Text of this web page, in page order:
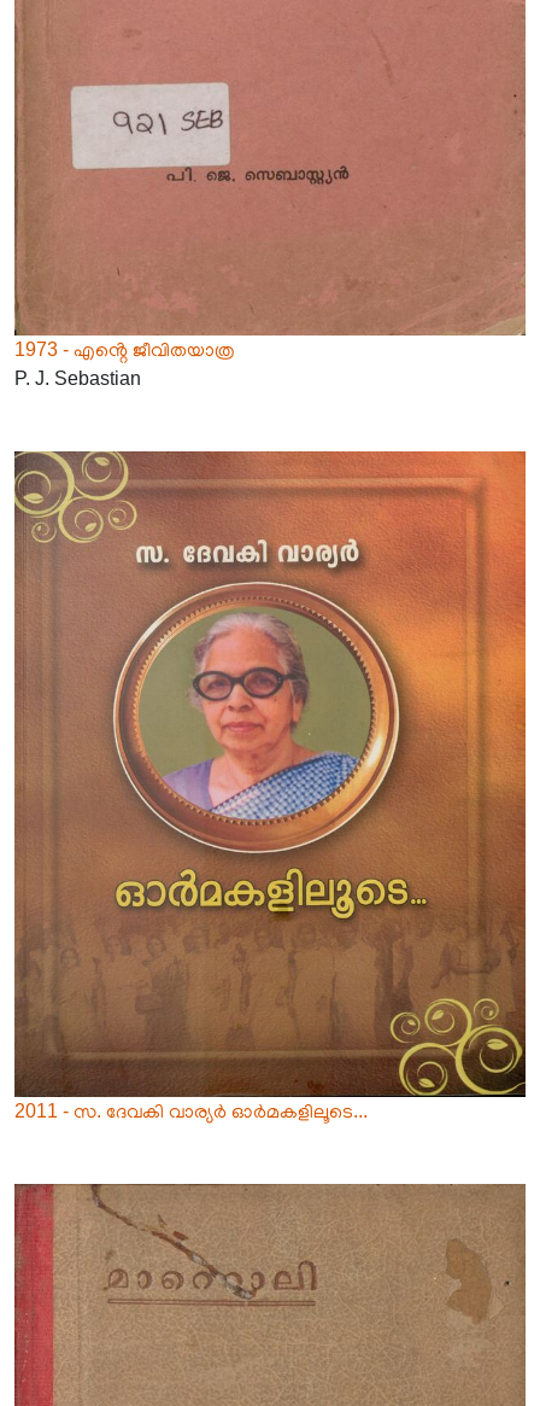
1973 - എൻ്റെ ജീവിതയാത്ര
P. J. Sebastian
2011 - സ. ദേവകി വാര്യർ ഓർമകളിലൂടെ...